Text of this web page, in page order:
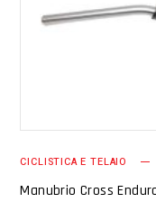
CICLISTICA E TELAIO
Manubrio Cross